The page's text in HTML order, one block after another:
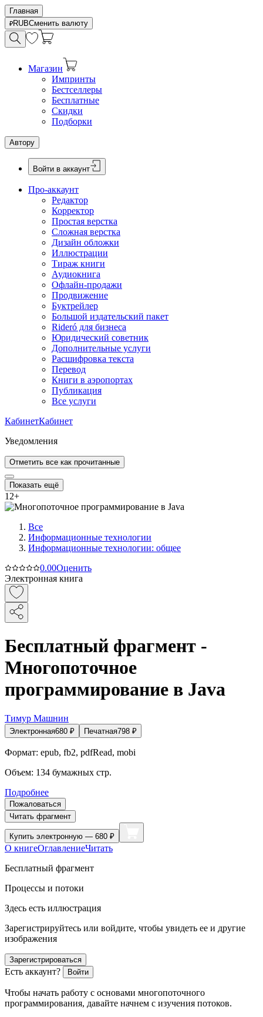
Главная
RUBСменить валюту
Магазин
Импринты
Бестселлеры
Бесплатные
Скидки
Подборки
Автору
Войти в аккаунт
Про-аккаунт
Редактор
Корректор
Простая верстка
Сложная верстка
Дизайн обложки
Иллюстрации
Тираж книги
Аудиокнига
Офлайн-продажи
Продвижение
Буктрейлер
Большой издательский пакет
Rideró для бизнеса
Юридический советник
Дополнительные услуги
Расшифровка текста
Перевод
Книги в аэропортах
Публикация
Все услуги
КабинетКабинет
Уведомления
Отметить все как прочитанные
Показать ещё
12+
Все
Информационные технологии
Информационные технологии: общее
0.00Оценить
Электронная книга
Бесплатный фрагмент -
Многопоточное
программирование в Java
Тимур Машнин
Электронная680 ₽ Печатная798 ₽
Формат: epub, fb2, pdfRead, mobi
Объем: 134 бумажных стр.
Подробнее
Пожаловаться
Читать фрагмент
Купить электронную — 680 ₽
О книгеОглавлениеЧитать
Бесплатный фрагмент
Процессы и потоки
Здесь есть иллюстрация
Зарегистрируйтесь или войдите, чтобы увидеть ее и другие
изображения
Зарегистрироваться
Есть аккаунт? Войти
Чтобы начать работу с основами многопоточного
программирования, давайте начнем с изучения потоков.